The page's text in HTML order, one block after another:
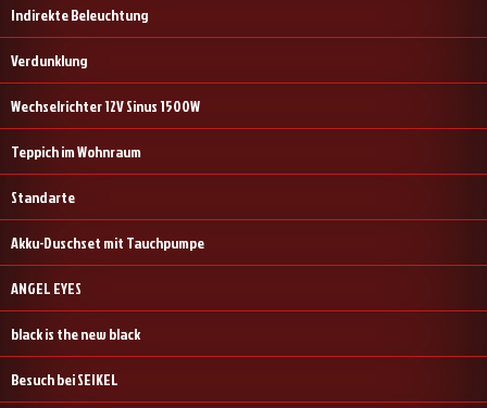
Indirekte Beleuchtung
Verdunklung
Wechselrichter 12V Sinus 1500W
Teppich im Wohnraum
Standarte
Akku-Duschset mit Tauchpumpe
ANGEL EYES
black is the new black
Besuch bei SEIKEL